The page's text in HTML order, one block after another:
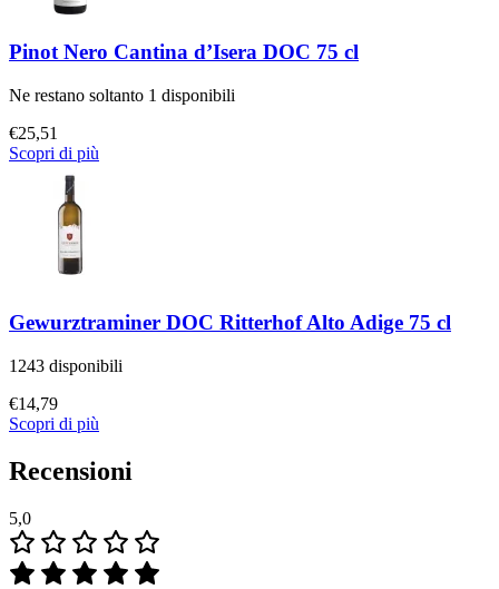
Pinot Nero Cantina d’Isera DOC 75 cl
Ne restano soltanto 1 disponibili
€25,51
Scopri di più
Gewurztraminer DOC Ritterhof Alto Adige 75 cl
1243 disponibili
€14,79
Scopri di più
Recensioni
5,0